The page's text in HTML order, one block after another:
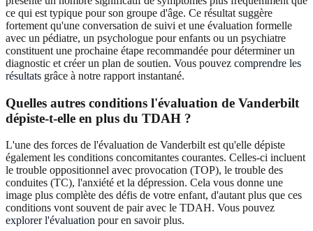
ce qui est typique pour son groupe d'âge. Ce résultat suggère
fortement qu'une conversation de suivi et une évaluation formelle
avec un pédiatre, un psychologue pour enfants ou un psychiatre
constituent une prochaine étape recommandée pour déterminer un
diagnostic et créer un plan de soutien. Vous pouvez comprendre les
résultats grâce à notre rapport instantané.
Quelles autres conditions l'évaluation de Vanderbilt
dépiste-t-elle en plus du TDAH ?
L'une des forces de l'évaluation de Vanderbilt est qu'elle dépiste
également les conditions concomitantes courantes. Celles-ci incluent
le trouble oppositionnel avec provocation (TOP), le trouble des
conduites (TC), l'anxiété et la dépression. Cela vous donne une
image plus complète des défis de votre enfant, d'autant plus que ces
conditions vont souvent de pair avec le TDAH. Vous pouvez
explorer l'évaluation pour en savoir plus.